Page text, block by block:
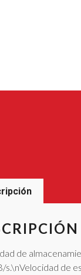
de
s.\nVelocidad de